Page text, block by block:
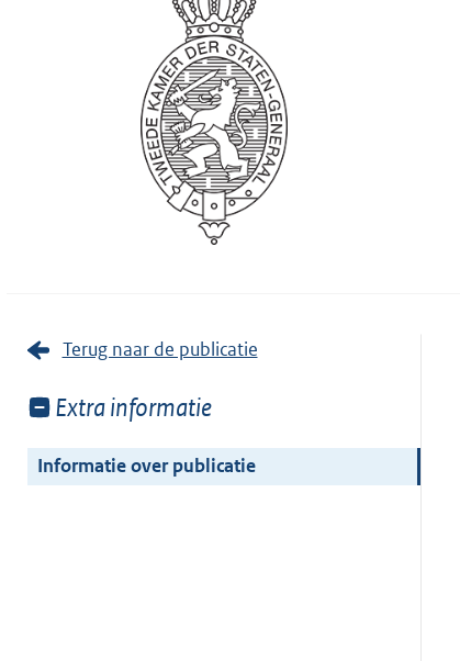
Terug naar de publicatie
Toon
van:
Extra informatie
Informatie over publicatie